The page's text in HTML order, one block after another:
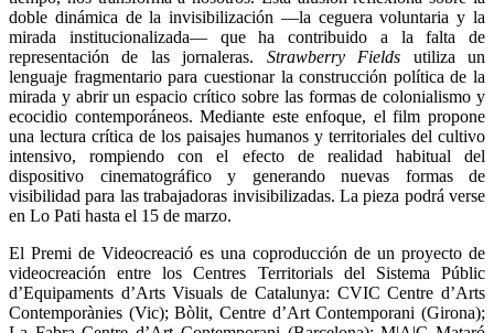
doble dinámica de la invisibilización —la ceguera voluntaria y la
mirada institucionalizada— que ha contribuido a la falta de
representación de las jornaleras. Strawberry Fields utiliza un
lenguaje fragmentario para cuestionar la construcción política de la
mirada y abrir un espacio crítico sobre las formas de colonialismo y
ecocidio contemporáneos. Mediante este enfoque, el film propone
una lectura crítica de los paisajes humanos y territoriales del cultivo
intensivo, rompiendo con el efecto de realidad habitual del
dispositivo cinematográfico y generando nuevas formas de
visibilidad para las trabajadoras invisibilizadas. La pieza podrá verse
en Lo Pati hasta el 15 de marzo.
El Premi de Videocreació es una coproducción de un proyecto de
videocreación entre los Centres Territorials del Sistema Públic
d’Equipaments d’Arts Visuals de Catalunya: CVIC Centre d’Arts
Contemporànies (Vic); Bòlit, Centre d’Art Contemporani (Girona);